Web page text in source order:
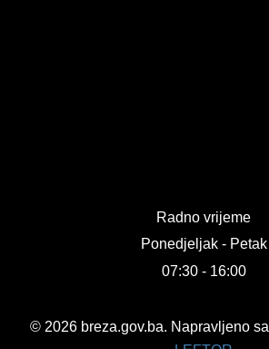
Radno vrijeme
Ponedjeljak - Petak
07:30 - 16:00
© 2026 breza.gov.ba. Napravljeno sa